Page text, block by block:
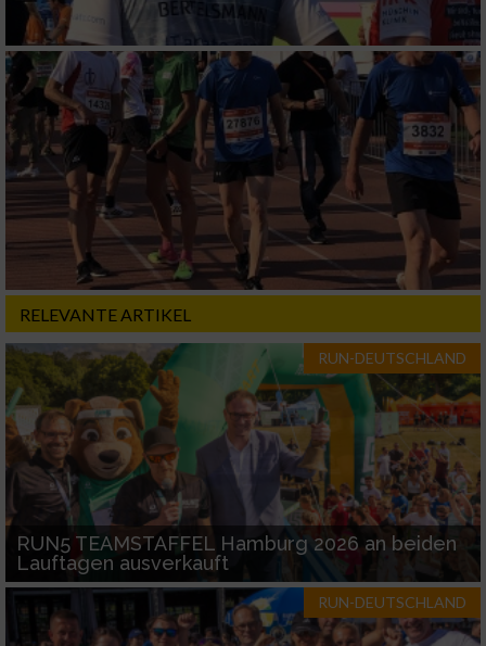
RELEVANTE ARTIKEL
RUN-DEUTSCHLAND
RUN5 TEAMSTAFFEL Hamburg 2026 an beiden
Lauftagen ausverkauft
RUN-DEUTSCHLAND
verschiedenen Quellen
Entwicklung und Verbesserung der Angebote
Verwendung reduzierter Daten zur Auswahl
von Inhalten
IAB-Besonderheiten:
Verwendung genauer Standortdaten
Geräte anhand von aktiv angeforderten
Informationen identifizieren
Nicht-IAB-Verarbeitungszwecke:
Notwendig
Performance
Funktional
Werbung